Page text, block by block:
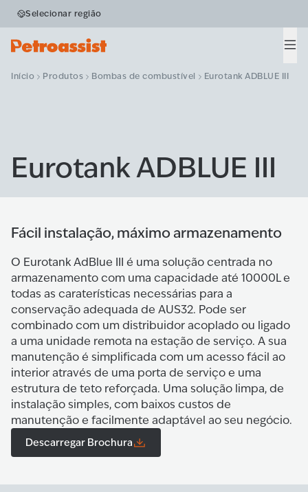
Selecionar região
Início Produtos Bombas de combustível Eurotank ADBLUE III
Eurotank ADBLUE III
Fácil instalação, máximo armazenamento
O Eurotank AdBlue III é uma solução centrada no
armazenamento com uma capacidade até 10000L e
todas as caraterísticas necessárias para a
conservação adequada de AUS32. Pode ser
combinado com um distribuidor acoplado ou ligado
a uma unidade remota na estação de serviço. A sua
manutenção é simplificada com um acesso fácil ao
interior através de uma porta de serviço e uma
estrutura de teto reforçada. Uma solução limpa, de
instalação simples, com baixos custos de
manutenção e facilmente adaptável ao seu negócio.
Descarregar Brochura